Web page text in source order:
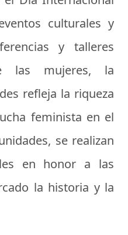
culturales y
y talleres
las mujeres, la
refleja la riqueza
feminista en el
se realizan
en honor a las
la historia y la